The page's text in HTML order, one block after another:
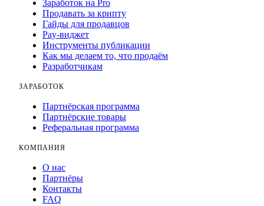
Заработок на Pro
Продавать за крипту
Гайды для продавцов
Pay-виджет
Инструменты публикации
Как мы делаем то, что продаём
Разработчикам
ЗАРАБОТОК
Партнёрская программа
Партнёрские товары
Реферальная программа
КОМПАНИЯ
О нас
Партнёры
Контакты
FAQ